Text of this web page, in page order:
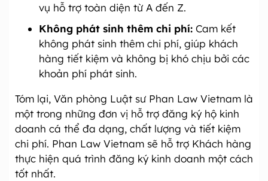
vụ hỗ trợ toàn diện từ A đến Z.
Không phát sinh thêm chi phí: Cam kết
không phát sinh thêm chi phí, giúp khách
hàng tiết kiệm và không bị khó chịu bởi các
khoản phí phát sinh.
Tóm lại, Văn phòng Luật sư Phan Law Vietnam là
một trong những đơn vị hỗ trợ đăng ký hộ kinh
doanh cá thể đa dạng, chất lượng và tiết kiệm
chi phí. Phan Law Vietnam sẽ hỗ trợ Khách hàng
thực hiện quá trình đăng ký kinh doanh một cách
tốt nhất.